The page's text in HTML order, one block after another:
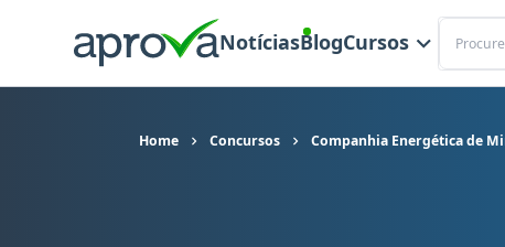
NotíciasBlogCursos
Buscar
Home Concursos Companhia Energética de